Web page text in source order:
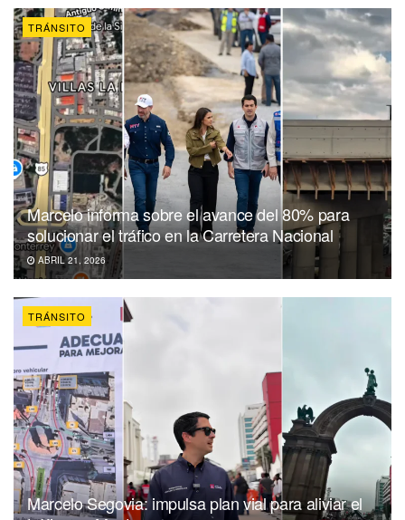
TRÁNSITO
Marcelo informa sobre el avance del 80% para
solucionar el tráfico en la Carretera Nacional
ABRIL 21, 2026
TRÁNSITO
Marcelo Segovia: impulsa plan vial para aliviar el